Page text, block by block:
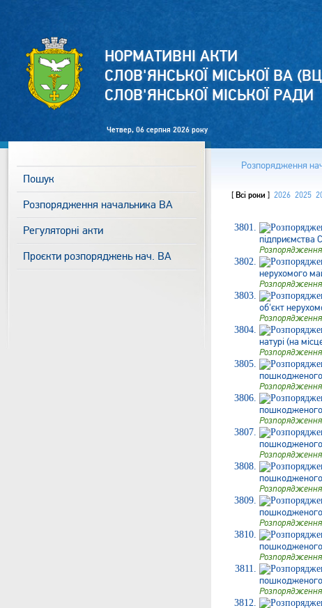
НОРМАТИВНІ АКТИ
СЛОВ'ЯНСЬКОЇ МІСЬКОЇ ВА
СЛОВ'ЯНСЬКОЇ МІСЬКОЇ РАДИ
Четвер, 06 серпня 2026 року
Пошук
Розпорядження начальника ВА
Регуляторні акти
Проєкти розпоряджень нач. ВА
Розпорядження
[ Всі роки ] 2026 2025
підприємства
нерухомого
об'єкт
натурі (на
пошкодженого
пошкодженого
пошкодженого
пошкодженого
пошкодженого
пошкодженого
пошкодженого